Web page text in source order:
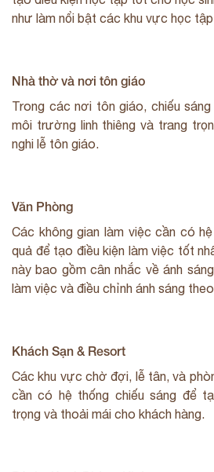
như làm nổi bật các khu vực học
Nhà thờ và nơi tôn giáo
Trong các nơi tôn giáo, chiếu
môi trường linh thiêng và trang
nghi lễ tôn giáo.
Văn Phòng
Các không gian làm việc cần có
quả để tạo điều kiện làm việc tốt
này bao gồm cân nhắc về ánh
làm việc và điều chỉnh ánh sáng
Khách Sạn & Resort
Các khu vực chờ đợi, lễ tân, và
cần có hệ thống chiếu sáng để
trọng và thoải mái cho khách hàng.